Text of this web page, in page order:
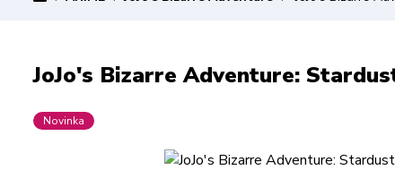
JoJo's Bizarre Adventure:
Novinka